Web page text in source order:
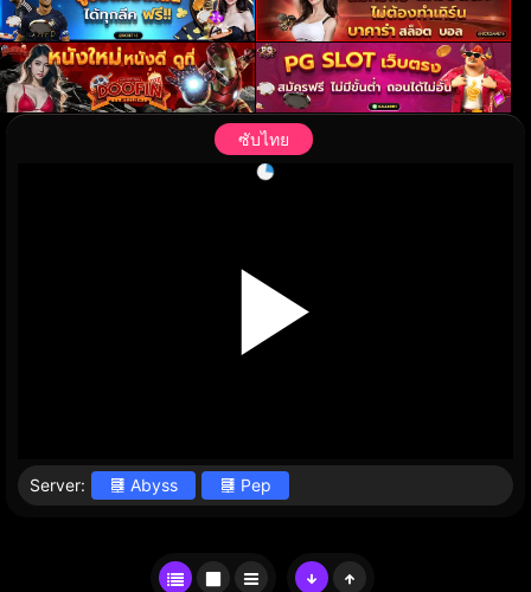
ซับไทย
Server: Abyss Pep